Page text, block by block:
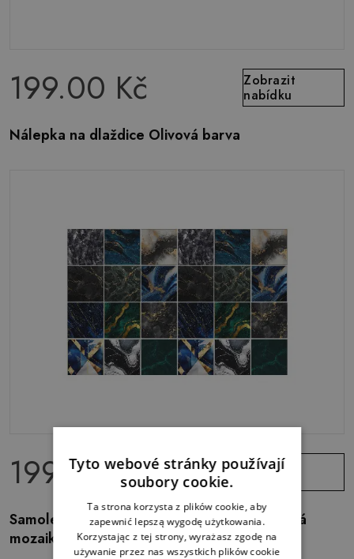
199.00 Kč
Zobrazit
nabídku
Nálepka na dlaždice Olivová barva
199.00 Kč
Zobrazit
Samolepka na dlaždice Elegantní mramorová
mozaika
Tyto webové stránky používají
soubory cookie.
Ta strona korzysta z plików cookie, aby
zapewnić lepszą wygodę użytkowania.
Korzystając z tej strony, wyrażasz zgodę na
używanie przez nas wszystkich plików cookie